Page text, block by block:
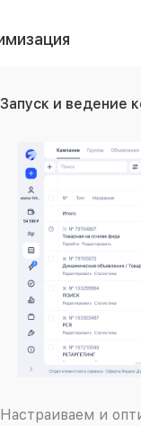
Запуск и ведение
Настраиваем и